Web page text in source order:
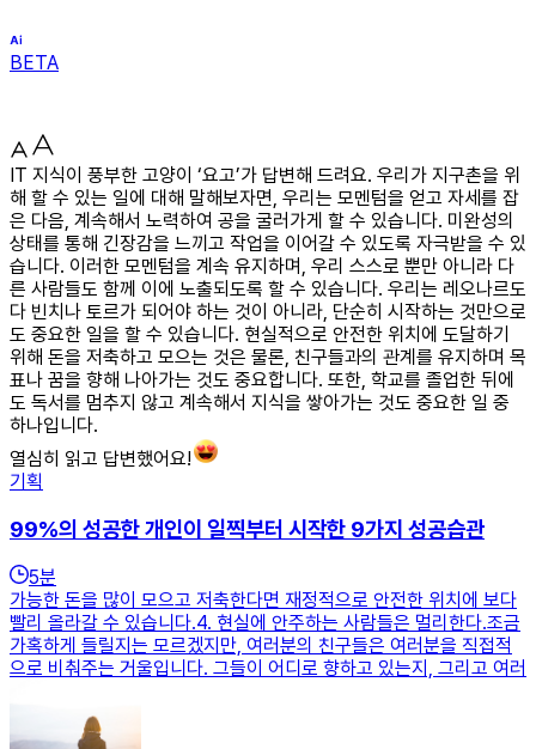
BETA
IT 지식이 풍부한 고양이 ‘요고’가 답변해 드려요. 우리가 지구촌을 위
해 할 수 있는 일에 대해 말해보자면, 우리는 모멘텀을 얻고 자세를 잡
은 다음, 계속해서 노력하여 공을 굴러가게 할 수 있습니다. 미완성의
상태를 통해 긴장감을 느끼고 작업을 이어갈 수 있도록 자극받을 수 있
습니다. 이러한 모멘텀을 계속 유지하며, 우리 스스로 뿐만 아니라 다
른 사람들도 함께 이에 노출되도록 할 수 있습니다. 우리는 레오나르도
다 빈치나 토르가 되어야 하는 것이 아니라, 단순히 시작하는 것만으로
도 중요한 일을 할 수 있습니다. 현실적으로 안전한 위치에 도달하기
위해 돈을 저축하고 모으는 것은 물론, 친구들과의 관계를 유지하며 목
표나 꿈을 향해 나아가는 것도 중요합니다. 또한, 학교를 졸업한 뒤에
도 독서를 멈추지 않고 계속해서 지식을 쌓아가는 것도 중요한 일 중
하나입니다.
열심히 읽고 답변했어요!
기획
99%의 성공한 개인이 일찍부터 시작한 9가지 성공습관
5분
가능한 돈을 많이 모으고 저축한다면 재정적으로 안전한 위치에 보다
빨리 올라갈 수 있습니다.​4. 현실에 안주하는 사람들은 멀리한다.조금
가혹하게 들릴지는 모르겠지만, 여러분의 친구들은 여러분을 직접적
으로 비춰주는 거울입니다. 그들이 어디로 향하고 있는지, 그리고 여러